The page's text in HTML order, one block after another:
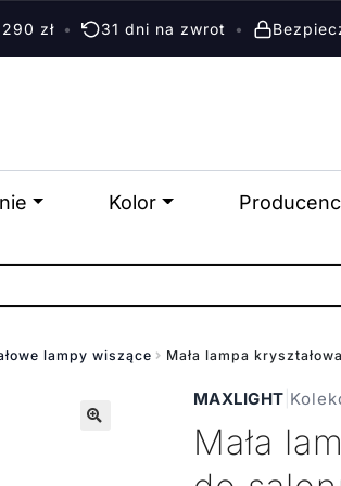
zł • 31 dni na zwrot •
Kolor
lampy wiszące Mała lampa
MAXLIGHT
Mała